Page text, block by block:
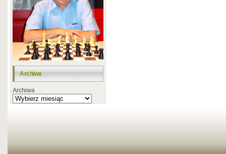
Archiwa
Archiwa